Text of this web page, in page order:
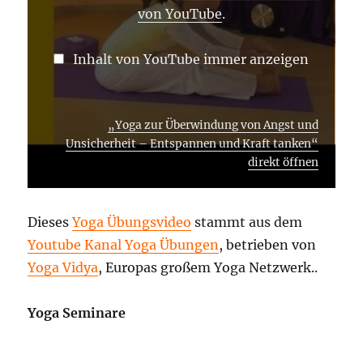
ANZEIGEN
von YouTube.
Inhalt von YouTube immer anzeigen
„Yoga zur Überwindung von Angst und
Unsicherheit – Entspannen und Kraft tanken“
direkt öffnen
DiesesYoga Übungsvideo stammt aus dem
Youtube Kanal Yoga Übungen , betrieben von
Yoga Vidya, Europas großem Yoga Netzwerk..
Yoga Seminare